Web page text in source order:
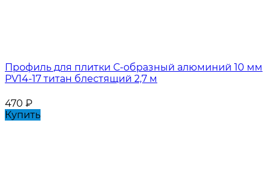
Профиль для плитки С-образный алюминий 10 мм
PV14-17 титан блестящий 2,7 м
470 ₽
Купить